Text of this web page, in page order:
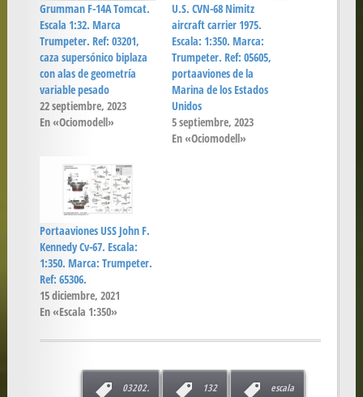
Grumman F-14A Tomcat.
Escala 1:32. Marca
Trumpeter. Ref: 03201,
caza supersónico biplaza
con alas de geometría
variable pesado
22 septiembre, 2023
En «Ociomodell»
U.S. CVN-68 Nimitz
aircraft carrier 1975.
Escala: 1:350. Marca:
Trumpeter. Ref: 05605,
portaaviones de la
Marina de los Estados
Unidos
5 septiembre, 2023
En «Ociomodell»
Portaaviones USS John F.
Kennedy Cv-67. Escala:
1:350. Marca: Trumpeter.
Ref: 65306.
15 diciembre, 2021
En «Escala 1:350»
03202. 132 escala